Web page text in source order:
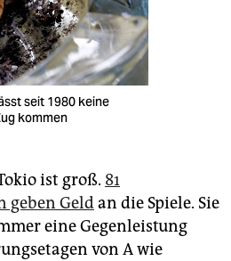
seit 1980 keine
kommen
ist groß. 81
geben Geldan die Spiele. Sie
eine Gegenleistung
von A wie